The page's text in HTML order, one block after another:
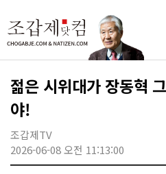
젊은 시위대가 장동혁
야!
조갑제TV
2026-06-08 오전 11:13:00